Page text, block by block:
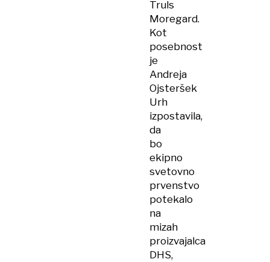
Truls
Moregard.
Kot
posebnost
je
Andreja
Ojsteršek
Urh
izpostavila,
da
bo
ekipno
svetovno
prvenstvo
potekalo
na
mizah
proizvajalca
DHS,